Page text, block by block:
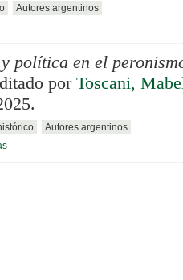
Autores argentinos
política en el
por Toscani,
Autores argentinos